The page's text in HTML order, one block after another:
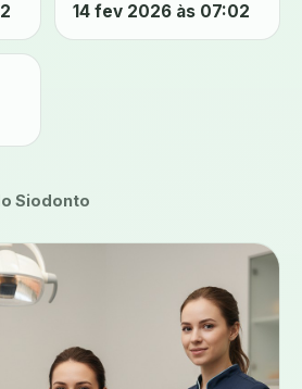
14 fev 2026 às 07:02
Siodonto